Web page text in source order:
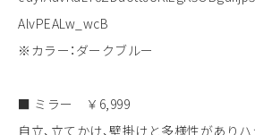
AlvPEALw_wcB
※カラー：ダークブルー
■ ミラー ￥6,999
自立、立てかけ、壁掛けと多様性があり